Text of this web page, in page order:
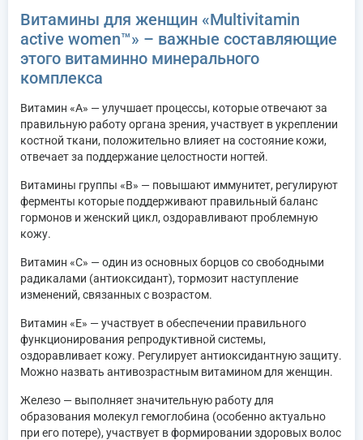
Витамины для женщин «Multivitamin
active women™» – важные составляющие
этого витаминно минерального
комплекса
Витамин «А» — улучшает процессы, которые отвечают за
правильную работу органа зрения, участвует в укреплении
костной ткани, положительно влияет на состояние кожи,
отвечает за поддержание целостности ногтей.
Витамины группы «В» — повышают иммунитет, регулируют
ферменты которые поддерживают правильный баланс
гормонов и женский цикл, оздоравливают проблемную
кожу.
Витамин «С» — один из основных борцов со свободными
радикалами (антиоксидант), тормозит наступление
изменений, связанных с возрастом.
Витамин «Е» — участвует в обеспечении правильного
функционирования репродуктивной системы,
оздоравливает кожу. Регулирует антиоксидантную защиту.
Можно назвать антивозрастным витамином для женщин.
Железо — выполняет значительную работу для
образования молекул гемоглобина (особенно актуально
при его потере), участвует в формировании здоровых волос